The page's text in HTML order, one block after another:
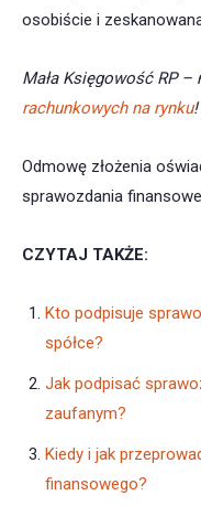
osobiście i
Mała Księgowość RP –
rachunkowych na rynku!
Odmowę złożenia
sprawozdania
CZYTAJ TAKŻE:
Kto podpisuje
spółce?
Jak podpisać
zaufanym?
Kiedy i jak
finansowego?